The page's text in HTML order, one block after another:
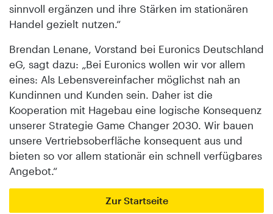
sinnvoll ergänzen und ihre Stärken im stationären
Handel gezielt nutzen.“
Brendan Lenane, Vorstand bei Euronics Deutschland
eG, sagt dazu: „Bei Euronics wollen wir vor allem
eines: Als Lebensvereinfacher möglichst nah an
Kundinnen und Kunden sein. Daher ist die
Kooperation mit Hagebau eine logische Konsequenz
unserer Strategie Game Changer 2030. Wir bauen
unsere Vertriebsoberfläche konsequent aus und
bieten so vor allem stationär ein schnell verfügbares
Angebot.“
Zur Startseite